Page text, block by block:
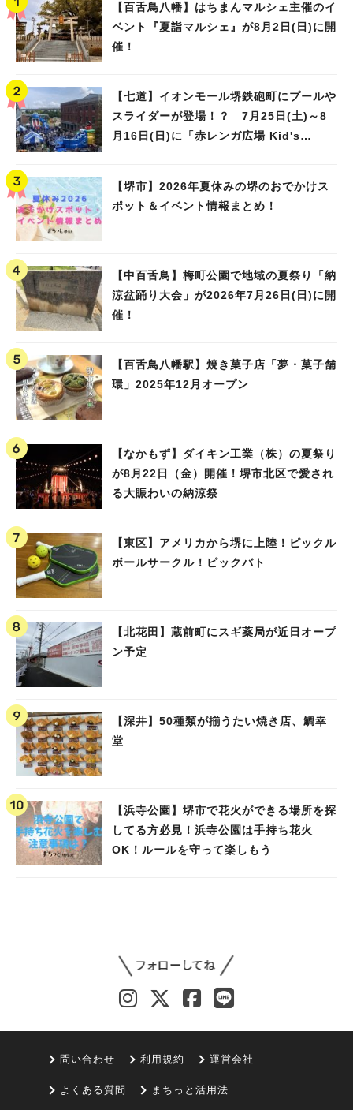
【百舌鳥八幡】はちまんマルシェ主催のイ
ベント『夏詣マルシェ』が8月2日(日)に開
催！
【七道】イオンモール堺鉄砲町にプールや
スライダーが登場！？ 7月25日(土)～8
月16日(日)に「赤レンガ広場 Kid's
【堺市】2026年夏休みの堺のおでかけス
ポット＆イベント情報まとめ！
【中百舌鳥】梅町公園で地域の夏祭り「納
涼盆踊り大会」が2026年7月26日(日)に開
催！
【百舌鳥八幡駅】焼き菓子店「夢・菓子舗
環」2025年12月オープン
【なかもず】ダイキン工業（株）の夏祭り
が8月22日（金）開催！堺市北区で愛され
る大賑わいの納涼祭
【東区】アメリカから堺に上陸！ピックル
ボールサークル！ピックバト
【北花田】蔵前町にスギ薬局が近日オープ
ン予定
【深井】50種類が揃うたい焼き店、鯛幸
堂
【浜寺公園】堺市で花火ができる場所を探
してる方必見！浜寺公園は手持ち花火
OK！ルールを守って楽しもう
問い合わせ 利用規約 運営会社
よくある質問 まちっと活用法